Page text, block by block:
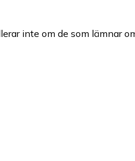
inte om de som lämnar